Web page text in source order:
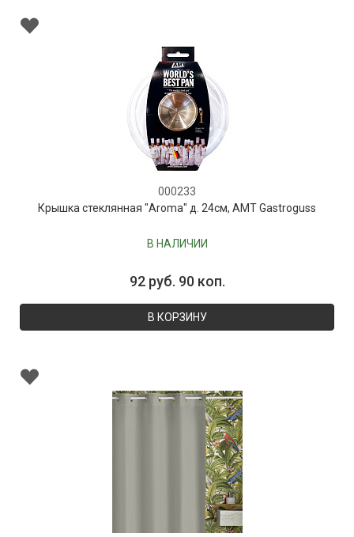
000233
Крышка стеклянная "Aroma" д. 24см, AMT Gastroguss
В НАЛИЧИИ
92 руб. 90 коп.
В КОРЗИНУ